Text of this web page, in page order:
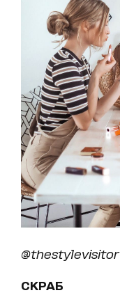
@thestylevisitor
СКРАБ